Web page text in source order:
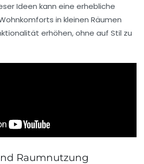
Ideen kann eine erhebliche
in kleinen Räumen
erhöhen, ohne auf Stil zu
Raumnutzung